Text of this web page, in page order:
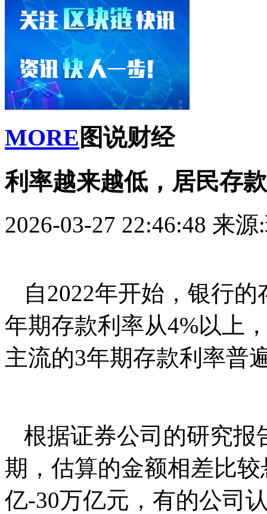
MORE 图说财经
利率越来越低，居民存
2026-03-27 22:46:48 来源
自2022年开始，银行
年期存款利率从4%以上
主流的3年期存款利率普
根据证券公司的研究报
期，估算的金额相差比
亿-30万亿元，有的公司